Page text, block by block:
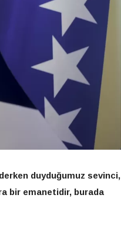
duyduğumuz sevinci,
bir emanetidir, burada